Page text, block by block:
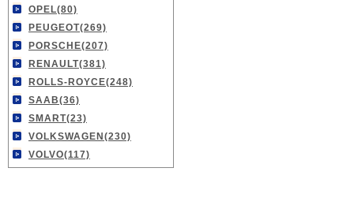
OPEL(80)
PEUGEOT(269)
PORSCHE(207)
RENAULT(381)
ROLLS-ROYCE(248)
SAAB(36)
SMART(23)
VOLKSWAGEN(230)
VOLVO(117)